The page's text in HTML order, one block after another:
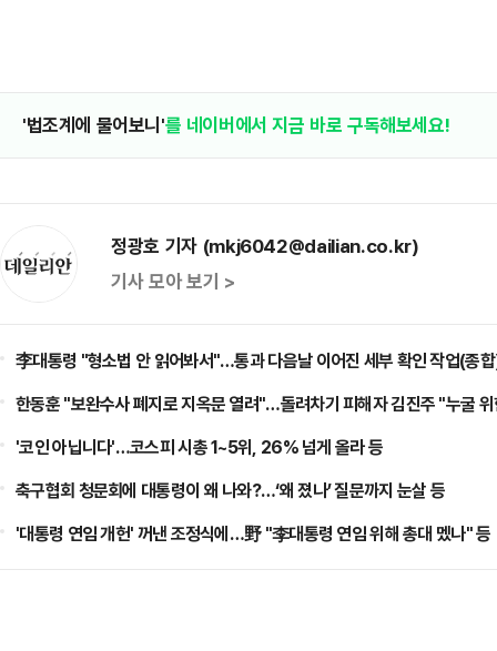
'법조계에 물어보니'를 네이버에서 지금 바로 구독해보세요!
정광호 기자 (mkj6042@dailian.co.kr)
기사 모아 보기 >
李대통령 "형소법 안 읽어봐서"…통과 다음날 이어진 세부 확인 작업(종
한동훈 "보완수사 폐지로 지옥문 열려"…돌려차기 피해자 김진주 "누굴
'코인 아닙니다'…코스피 시총 1~5위, 26% 넘게 올라 등
축구협회 청문회에 대통령이 왜 나와?…‘왜 졌나’ 질문까지 눈살 등
'대통령 연임 개헌' 꺼낸 조정식에…野 "李대통령 연임 위해 총대 멨나" 등